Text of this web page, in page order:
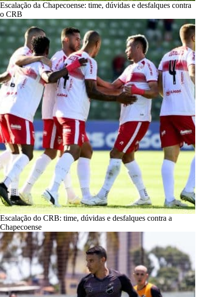
Escalação da Chapecoense: time, dúvidas e desfalques contra
o CRB
Escalação do CRB: time, dúvidas e desfalques contra a
Chapecoense